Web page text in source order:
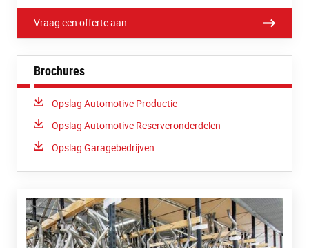
Vraag een offerte aan
Brochures
Download:
Opslag Automotive Productie
Download:
Opslag Automotive Reserveronderdelen
Download:
Opslag Garagebedrijven